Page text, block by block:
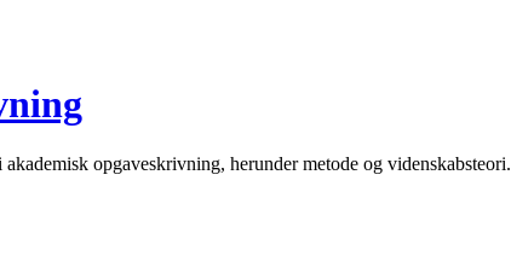
opgaveskrivning, herunder metode og videnskabsteori.